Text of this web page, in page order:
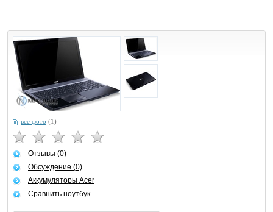
все фото (1)
Отзывы (0)
Обсуждение (0)
Аккумуляторы Acer
Сравнить ноутбук